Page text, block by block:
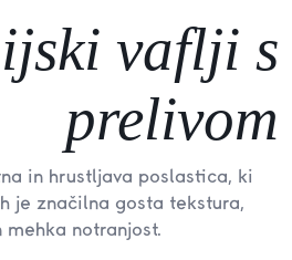
vaflji s
prelivom
in hrustljava poslastica, ki
je značilna gosta tekstura,
mehka notranjost.